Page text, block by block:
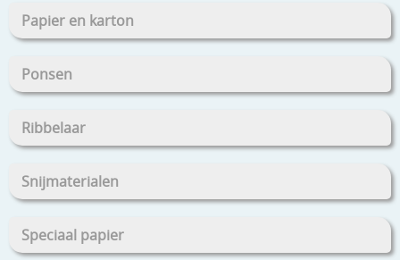
Papier en karton
Ponsen
Ribbelaar
Snijmaterialen
Speciaal papier